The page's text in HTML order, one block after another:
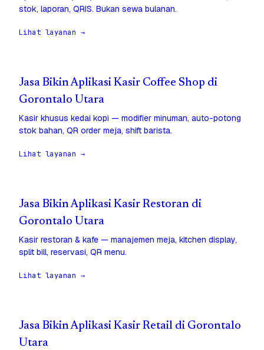
stok, laporan, QRIS. Bukan sewa bulanan.
Lihat layanan →
Jasa Bikin Aplikasi Kasir Coffee Shop di
Gorontalo Utara
Kasir khusus kedai kopi — modifier minuman, auto-potong
stok bahan, QR order meja, shift barista.
Lihat layanan →
Jasa Bikin Aplikasi Kasir Restoran di
Gorontalo Utara
Kasir restoran & kafe — manajemen meja, kitchen display,
split bill, reservasi, QR menu.
Lihat layanan →
Jasa Bikin Aplikasi Kasir Retail di Gorontalo
Utara